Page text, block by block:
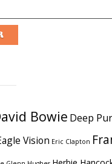
Bowie Deep
Vision Eric Clapton